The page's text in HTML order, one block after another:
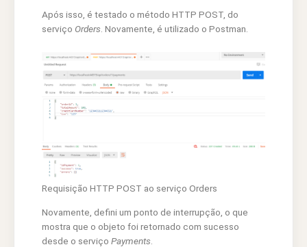
Após isso, é testado o método HTTP POST, do
serviço Orders. Novamente, é utilizado o Postman.
Requisição HTTP POST ao serviço Orders
Novamente, defini um ponto de interrupção, o que
mostra que o objeto foi retornado com sucesso
desde o serviço Payments